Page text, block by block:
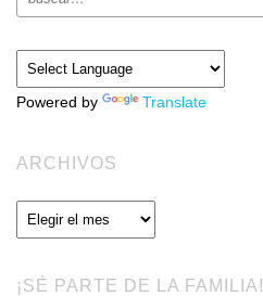
Powered by Translate
ARCHIVOS
Archivos
¡SÉ PARTE DE LA FAMILIA!